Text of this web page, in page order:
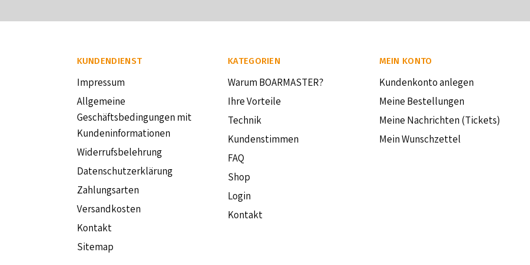
KUNDENDIENST
Impressum
Allgemeine
Geschäftsbedingungen mit
Kundeninformationen
Widerrufsbelehrung
Datenschutzerklärung
Zahlungsarten
Versandkosten
Kontakt
Sitemap
KATEGORIEN
Warum BOARMASTER?
Ihre Vorteile
Technik
Kundenstimmen
FAQ
Shop
Login
Kontakt
MEIN KONTO
Kundenkonto anlegen
Meine Bestellungen
Meine Nachrichten (Tickets)
Mein Wunschzettel